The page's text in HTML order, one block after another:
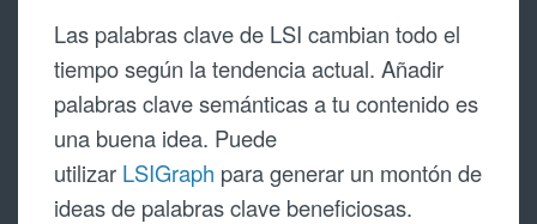
Las palabras clave de LSI cambian todo el
tiempo según la tendencia actual. Añadir
palabras clave semánticas a tu contenido es
una buena idea. Puede
utilizar LSIGraph para generar un montón de
ideas de palabras clave beneficiosas.